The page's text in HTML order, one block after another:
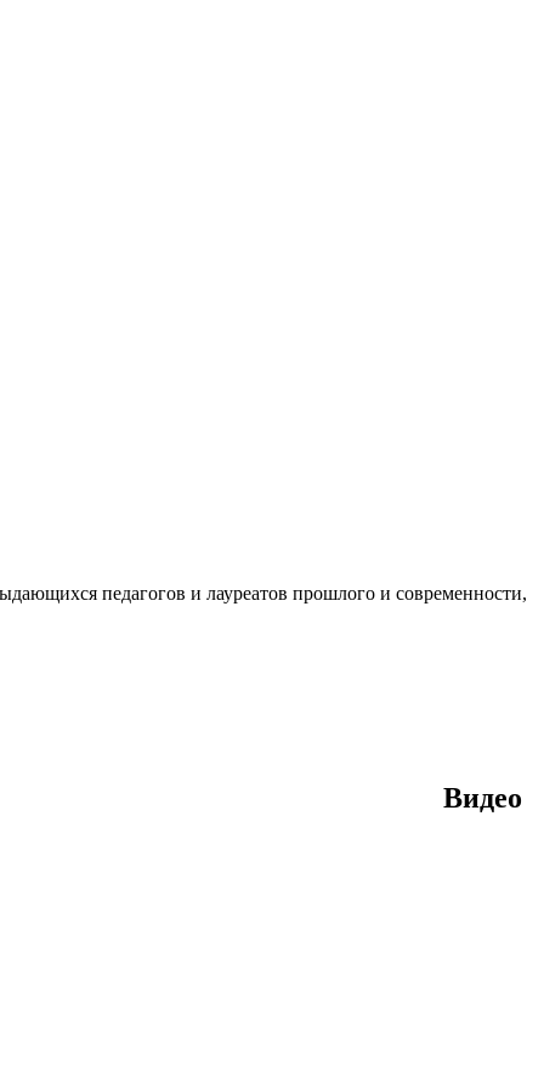
педагогов и лауреатов прошлого и современности,
Видео